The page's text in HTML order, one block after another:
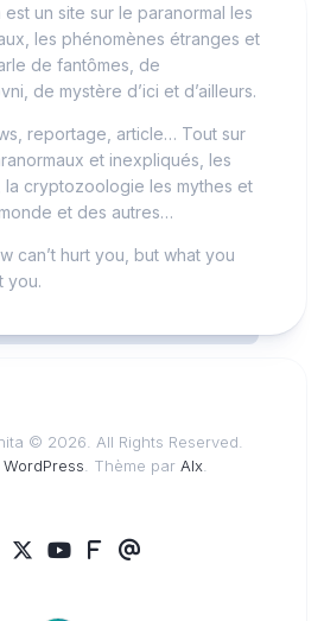
un site sur le paranormal les
les phénomènes étranges et
de fantômes, de
de mystère d’ici et d’ailleurs.
reportage, article… Tout sur
et inexpliqués, les
la cryptozoologie les mythes et
et des autres…
can’t hurt you, but what you
you.
© 2026. All Rights Reserved.
WordPress . Thème par Alx